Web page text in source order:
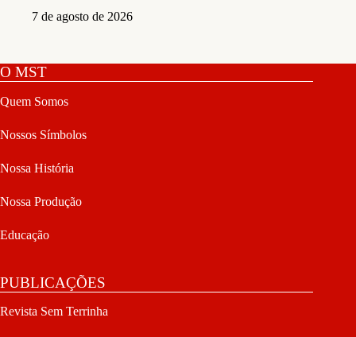
7 de agosto de 2026
O MST
Quem Somos
Nossos Símbolos
Nossa História
Nossa Produção
Educação
PUBLICAÇÕES
Revista Sem Terrinha